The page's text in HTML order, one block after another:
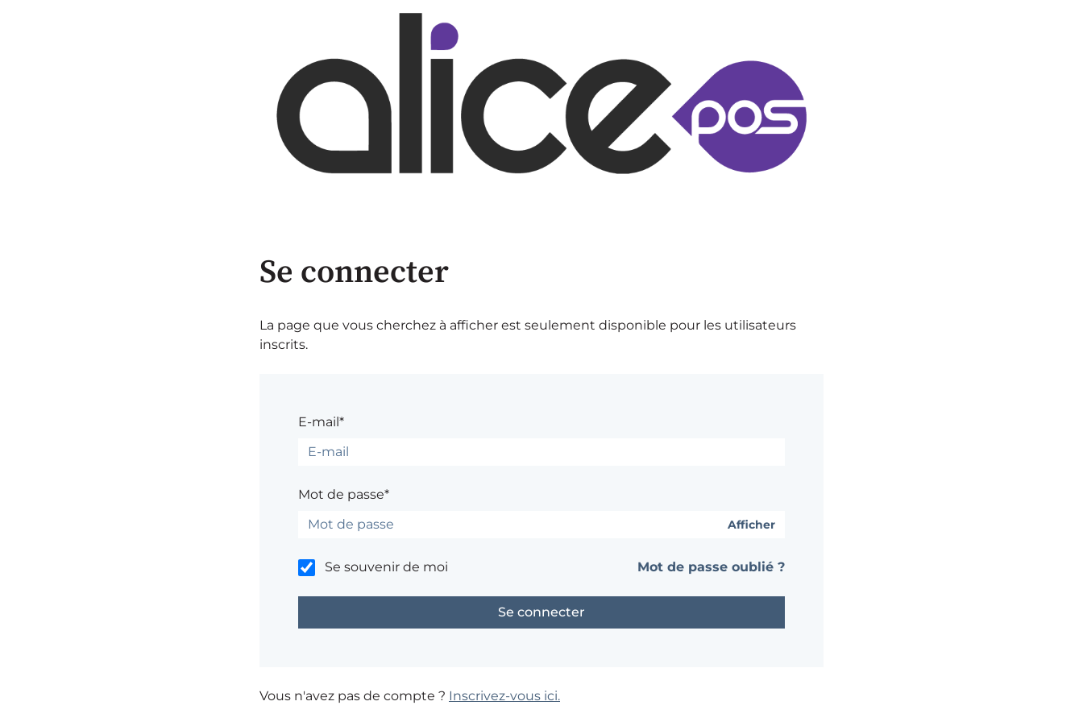
Se connecter
La page que vous cherchez à afficher est seulement disponible pour les utilisateurs
inscrits.
E-mail*
Mot de passe*
Afficher
Se souvenir de moi Mot de passe oublié ?
Vous n'avez pas de compte ? Inscrivez-vous ici.